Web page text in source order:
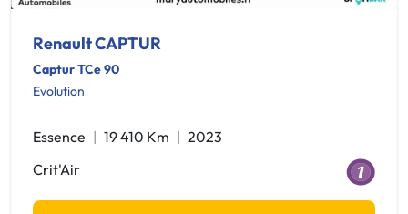
Renault CAPTUR
Captur TCe 90
Evolution
Essence 19 410 Km
2023
Crit'Air